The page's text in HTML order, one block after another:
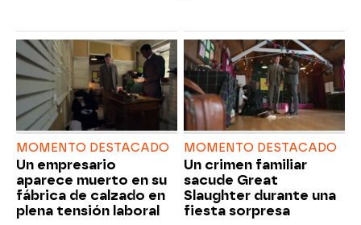
MOMENTO DESTACADO
Un empresario
aparece muerto en su
fábrica de calzado en
plena tensión laboral
MOMENTO DESTACADO
Un crimen familiar
sacude Great
Slaughter durante una
fiesta sorpresa